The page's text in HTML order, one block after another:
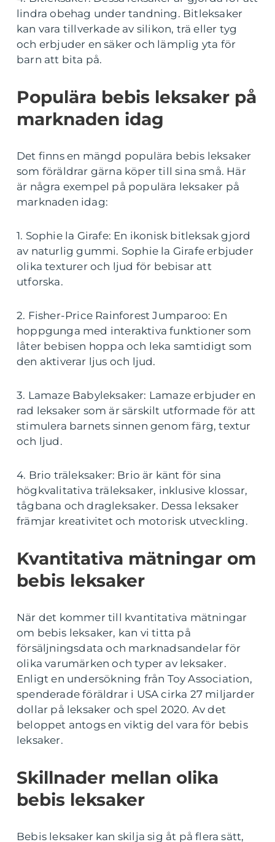
lindra obehag under tandning. Bitleksaker
kan vara tillverkade av silikon, trä eller tyg
och erbjuder en säker och lämplig yta för
barn att bita på.
Populära bebis leksaker på
marknaden idag
Det finns en mängd populära bebis leksaker
som föräldrar gärna köper till sina små. Här
är några exempel på populära leksaker på
marknaden idag:
1. Sophie la Girafe: En ikonisk bitleksak gjord
av naturlig gummi. Sophie la Girafe erbjuder
olika texturer och ljud för bebisar att
utforska.
2. Fisher-Price Rainforest Jumparoo: En
hoppgunga med interaktiva funktioner som
låter bebisen hoppa och leka samtidigt som
den aktiverar ljus och ljud.
3. Lamaze Babyleksaker: Lamaze erbjuder en
rad leksaker som är särskilt utformade för att
stimulera barnets sinnen genom färg, textur
och ljud.
4. Brio träleksaker: Brio är känt för sina
högkvalitativa träleksaker, inklusive klossar,
tågbana och dragleksaker. Dessa leksaker
främjar kreativitet och motorisk utveckling.
Kvantitativa mätningar om
bebis leksaker
När det kommer till kvantitativa mätningar
om bebis leksaker, kan vi titta på
försäljningsdata och marknadsandelar för
olika varumärken och typer av leksaker.
Enligt en undersökning från Toy Association,
spenderade föräldrar i USA cirka 27 miljarder
dollar på leksaker och spel 2020. Av det
beloppet antogs en viktig del vara för bebis
leksaker.
Skillnader mellan olika
bebis leksaker
Bebis leksaker kan skilja sig åt på flera sätt,